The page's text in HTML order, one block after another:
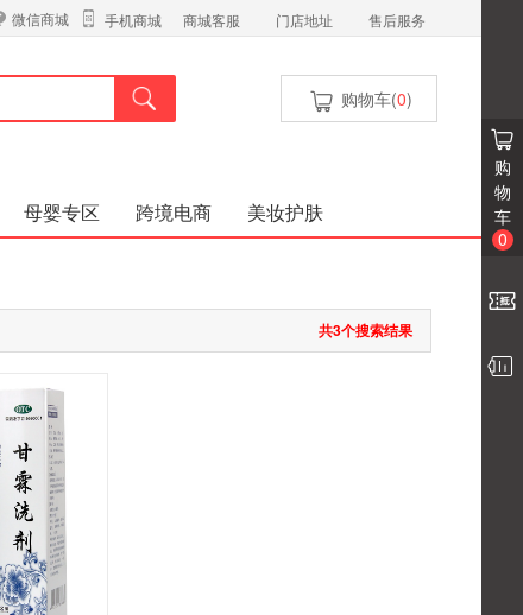
微信商城 手机商城 商城客服 门店地址 售后服务
购物车(0)
母婴专区 跨境电商
美妆护肤
购
物
车
0
共3个搜索结果